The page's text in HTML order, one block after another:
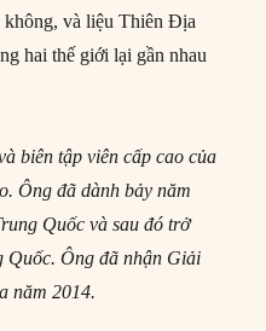
không, và liệu Thiên Địa
hai thế giới lại gần nhau
biên tập viên cấp cao của
Ông đã dành bảy năm
Quốc và sau đó trở
Quốc. Ông đã nhận Giải
năm 2014.